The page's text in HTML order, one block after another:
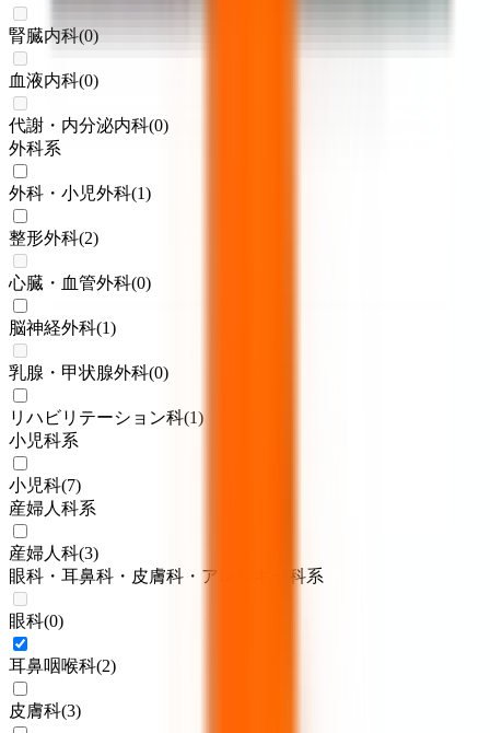
腎臓内科(0)
血液内科(0)
代謝・内分泌内科(0)
外科系
外科・小児外科(1)
整形外科(2)
心臓・血管外科(0)
脳神経外科(1)
乳腺・甲状腺外科(0)
リハビリテーション科(1)
小児科系
小児科(7)
産婦人科系
産婦人科(3)
眼科・耳鼻科・皮膚科・アレルギー科系
眼科(0)
耳鼻咽喉科(2)
皮膚科(3)